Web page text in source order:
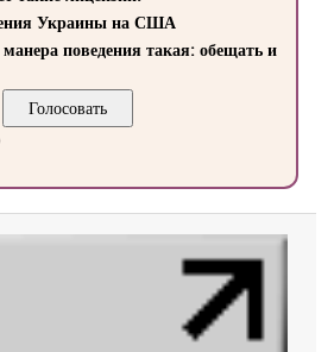
Украины на США
поведения такая: обещать и